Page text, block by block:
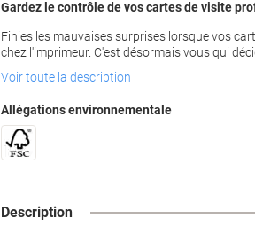
Gardez le contrôle de vos cartes de visite
Finies les mauvaises surprises lorsque vos
chez l'imprimeur. C'est désormais vous qui
Voir toute la description
Allégations environnementale
Description